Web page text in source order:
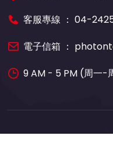
客服專線 ： 04-
電子信箱 ：
9 AM - 5 PM (周一-